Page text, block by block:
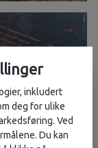
inkludert
deg for ulike
Ved
Du kan